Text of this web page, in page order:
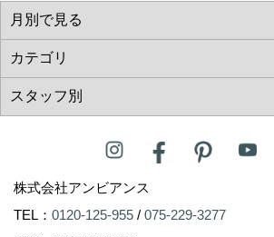
株式会社アンビアンス
TEL： 0120-125-955 / 075-229-3277